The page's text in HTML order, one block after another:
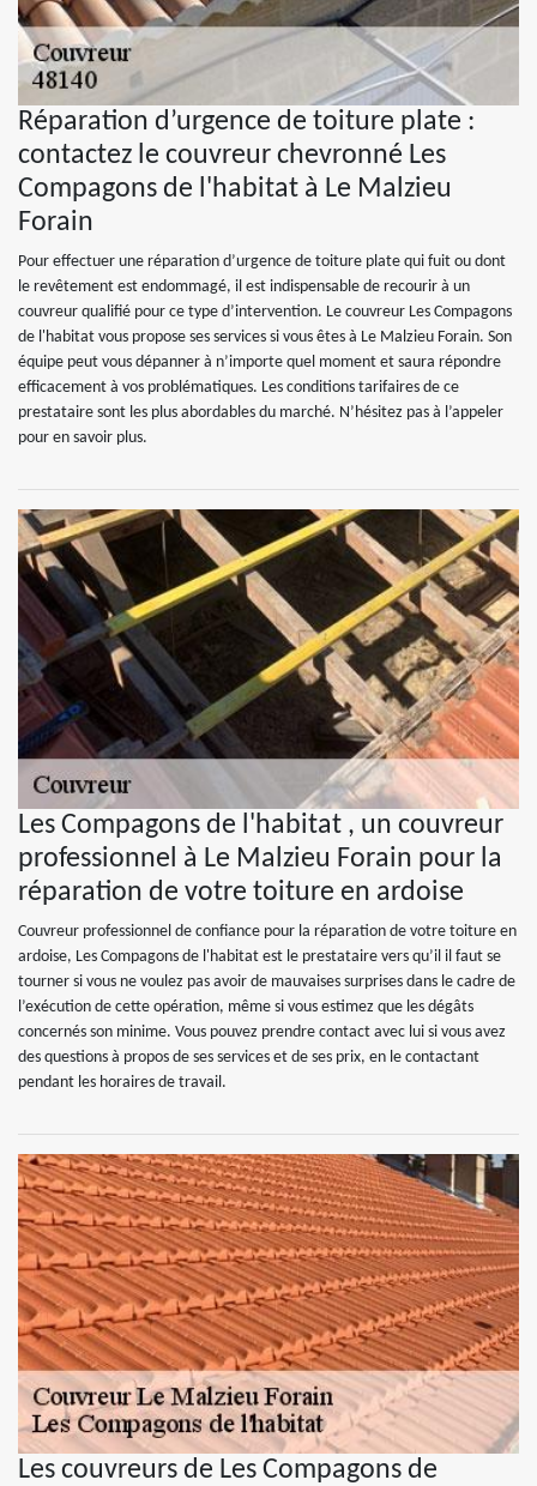
Réparation d’urgence de toiture plate :
contactez le couvreur chevronné Les
Compagons de l'habitat à Le Malzieu
Forain
Pour effectuer une réparation d’urgence de toiture plate qui fuit ou dont
le revêtement est endommagé, il est indispensable de recourir à un
couvreur qualifié pour ce type d’intervention. Le couvreur Les Compagons
de l'habitat vous propose ses services si vous êtes à Le Malzieu Forain. Son
équipe peut vous dépanner à n’importe quel moment et saura répondre
efficacement à vos problématiques. Les conditions tarifaires de ce
prestataire sont les plus abordables du marché. N’hésitez pas à l’appeler
pour en savoir plus.
Les Compagons de l'habitat , un couvreur
professionnel à Le Malzieu Forain pour la
réparation de votre toiture en ardoise
Couvreur professionnel de confiance pour la réparation de votre toiture en
ardoise, Les Compagons de l'habitat est le prestataire vers qu’il il faut se
tourner si vous ne voulez pas avoir de mauvaises surprises dans le cadre de
l’exécution de cette opération, même si vous estimez que les dégâts
concernés son minime. Vous pouvez prendre contact avec lui si vous avez
des questions à propos de ses services et de ses prix, en le contactant
pendant les horaires de travail.
Les couvreurs de Les Compagons de